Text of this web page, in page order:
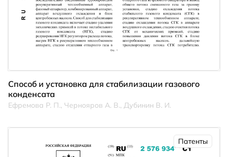
Способ и установка для стабилизации газового
конденсата
Ефремова Р. П., Чернояров А. В., Дубинин В. И.
Патенты